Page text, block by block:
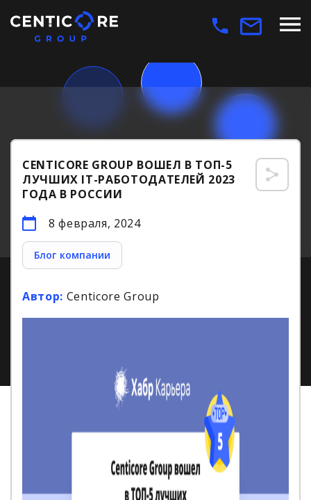
CENTICORE GROUP ВОШЕЛ В ТОП-5
ЛУЧШИХ IT-РАБОТОДАТЕЛЕЙ 2023
ГОДА В РОССИИ
8 февраля, 2024
Блог компании
Автор: Centicore Group